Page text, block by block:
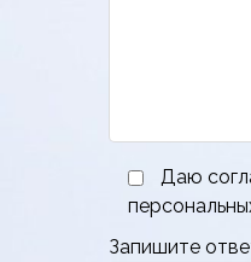
Даю
Запишите